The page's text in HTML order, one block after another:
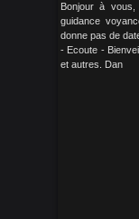
Bonjour à
guidance
donne pas de
- Ecoute -
et autres. Dan